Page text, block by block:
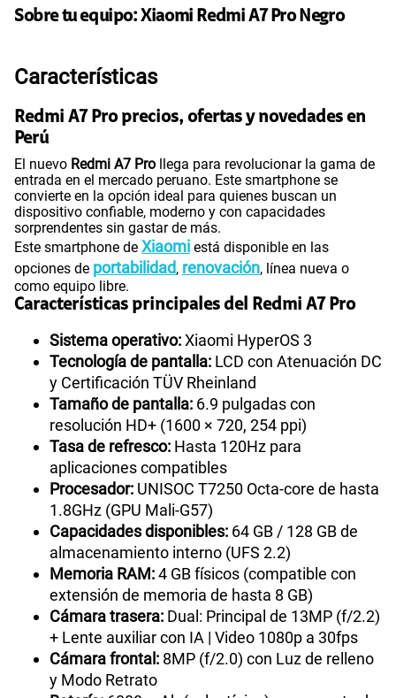
Paga solo
S/49.90
Ver más planes
Sobre tu equipo:Xiaomi Redmi A7 Pro Negro
Características
Redmi A7 Pro precios, ofertas y novedades en
Perú
El nuevo Redmi A7 Pro llega para revolucionar la gama de
entrada en el mercado peruano. Este smartphone se
convierte en la opción ideal para quienes buscan un
dispositivo confiable, moderno y con capacidades
sorprendentes sin gastar de más.
Este smartphone de Xiaomi está disponible en las
opciones de portabilidad, renovación, línea nueva o
como equipo libre.
Características principales del Redmi A7 Pro
Sistema operativo:Xiaomi HyperOS 3
Tecnología de pantalla: LCD con Atenuación DC
y Certificación TÜV Rheinland
Tamaño de pantalla: 6.9 pulgadas con
resolución HD+ (1600 × 720, 254 ppi)
Tasa de refresco: Hasta 120Hz para
aplicaciones compatibles
Procesador: UNISOC T7250 Octa-core de hasta
1.8GHz (GPU Mali-G57)
Capacidades disponibles: 64 GB / 128 GB de
almacenamiento interno (UFS 2.2)
Memoria RAM:4 GB físicos (compatible con
extensión de memoria de hasta 8 GB)
Cámara trasera: Dual: Principal de 13MP (f/2.2)
+ Lente auxiliar con IA | Video 1080p a 30fps
Cámara frontal: 8MP (f/2.0) con Luz de relleno
y Modo Retrato